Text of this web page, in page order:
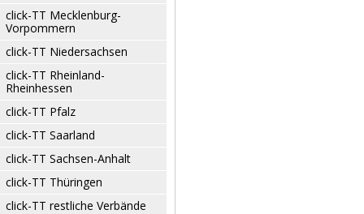
click-TT Mecklenburg-
Vorpommern
click-TT Niedersachsen
click-TT Rheinland-
Rheinhessen
click-TT Pfalz
click-TT Saarland
click-TT Sachsen-Anhalt
click-TT Thüringen
click-TT restliche Verbände